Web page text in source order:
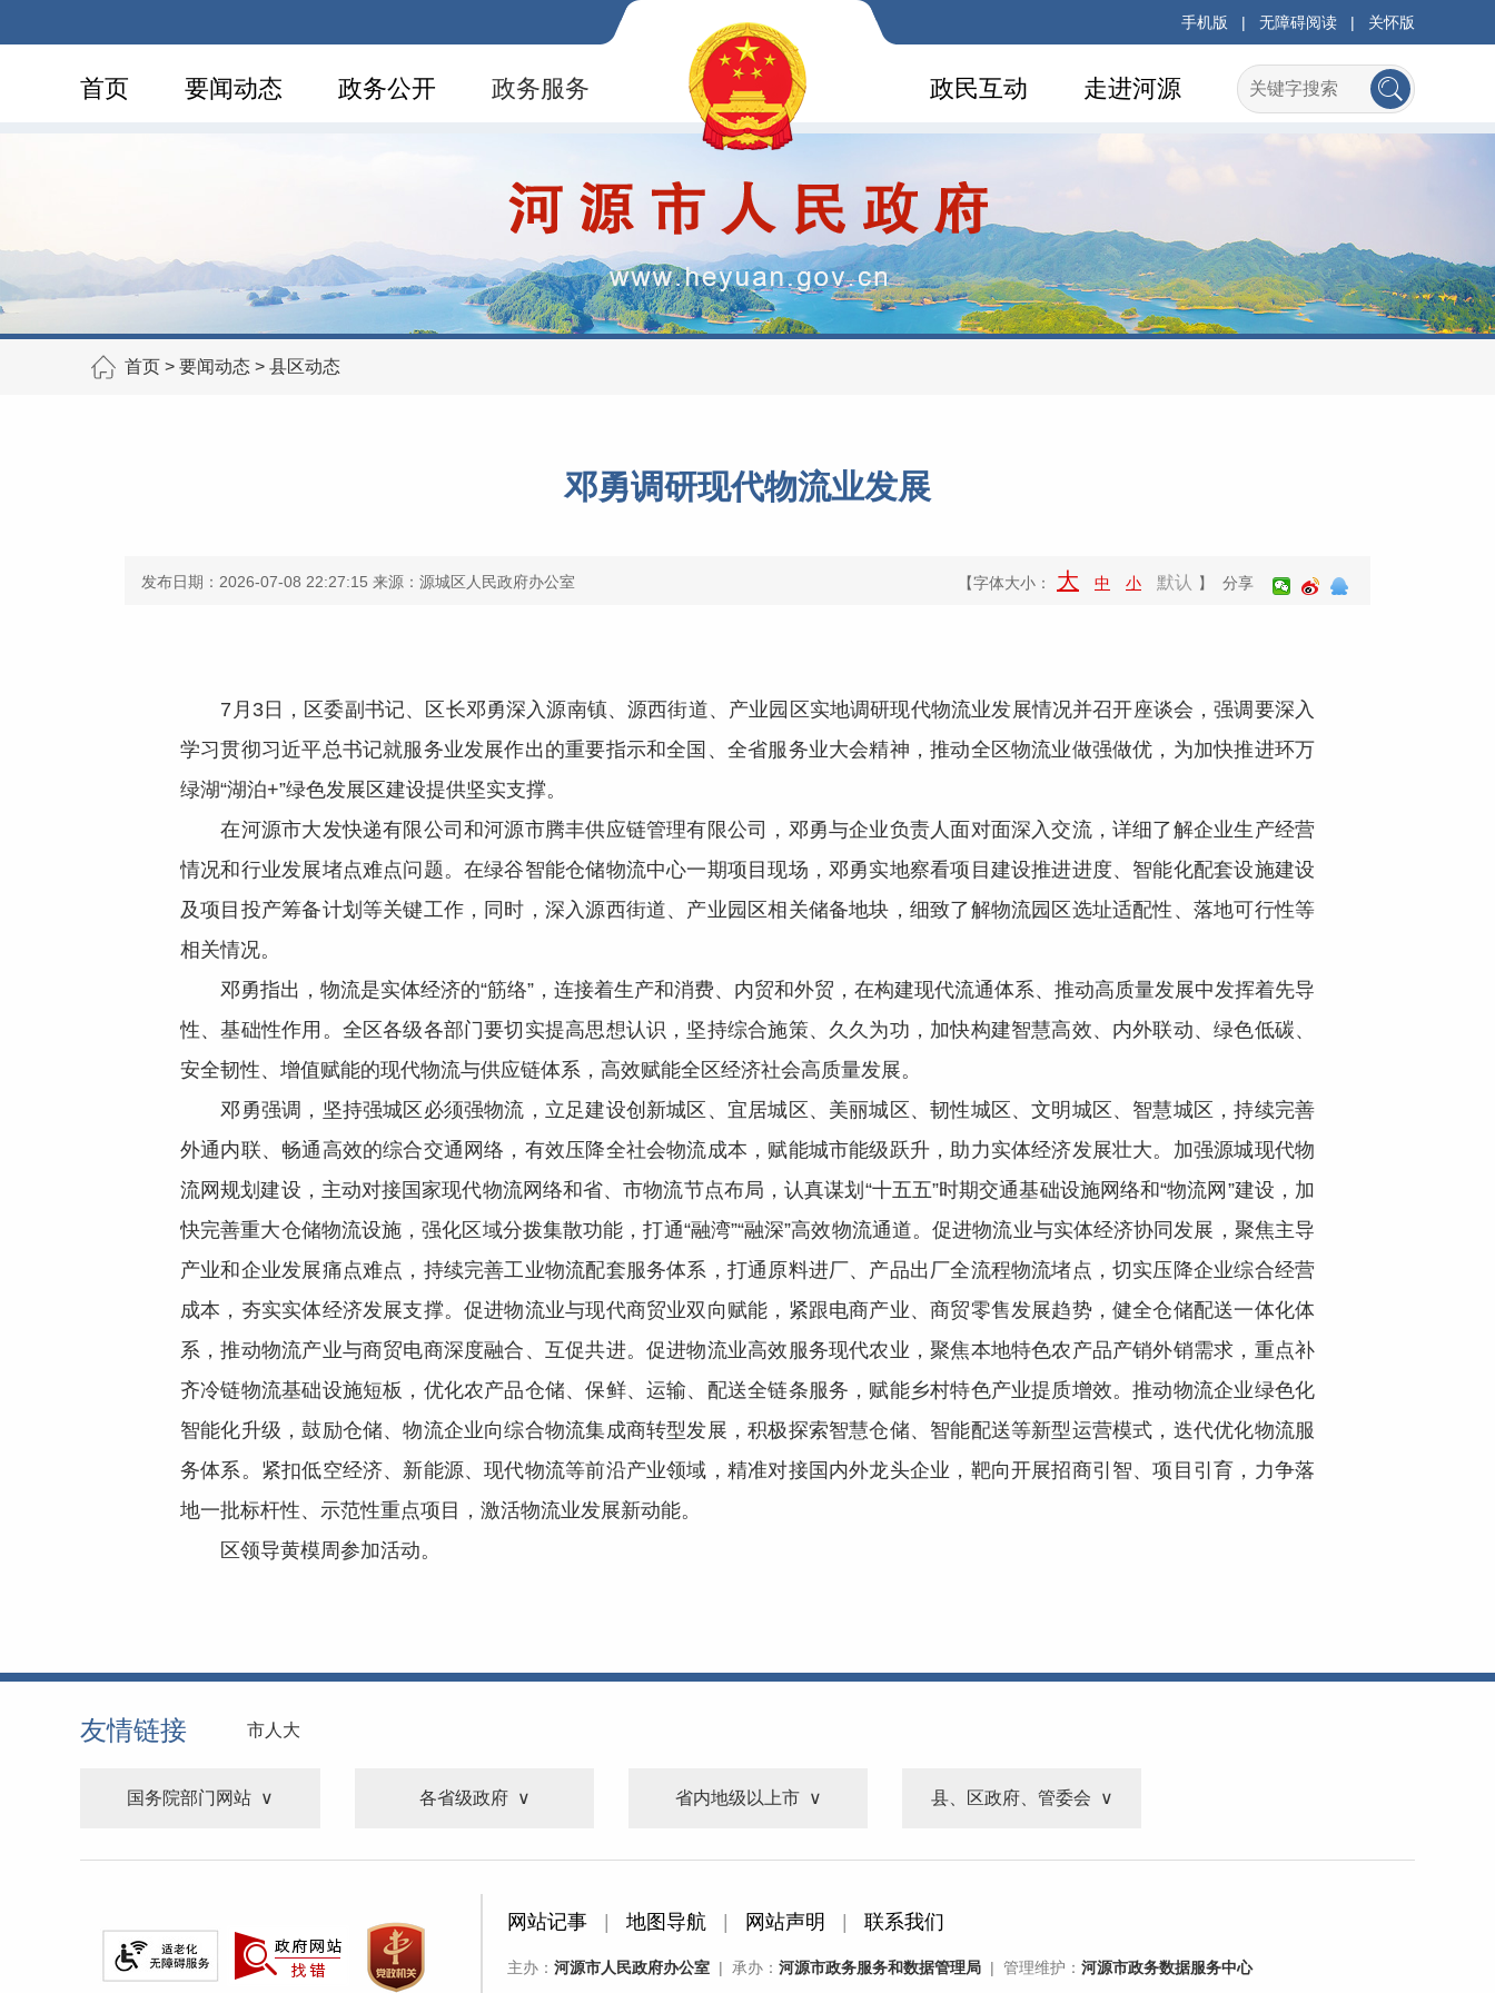
手机版 | 无障碍阅读 | 关怀版
首页 要闻动态 政务公开 政务服务 走进河源
政民互动
首页 > 要闻动态 > 县区动态
邓勇调研现代物流业发展
发布日期：2026-07-08 22:27:15 来源：源城区人民政府办公室 【字体大小： 大 中 小 默认 】 分享
7月3日，区委副书记、区长邓勇深入源南镇、源西街道、产业园区实地调研现代物流业发展情况并召开座谈会，强调要深入
学习贯彻习近平总书记就服务业发展作出的重要指示和全国、全省服务业大会精神，推动全区物流业做强做优，为加快推进环万
绿湖“湖泊+”绿色发展区建设提供坚实支撑。
在河源市大发快递有限公司和河源市腾丰供应链管理有限公司，邓勇与企业负责人面对面深入交流，详细了解企业生产经营
情况和行业发展堵点难点问题。在绿谷智能仓储物流中心一期项目现场，邓勇实地察看项目建设推进进度、智能化配套设施建设
及项目投产筹备计划等关键工作，同时，深入源西街道、产业园区相关储备地块，细致了解物流园区选址适配性、落地可行性等
相关情况。
邓勇指出，物流是实体经济的“筋络”，连接着生产和消费、内贸和外贸，在构建现代流通体系、推动高质量发展中发挥着先导
性、基础性作用。全区各级各部门要切实提高思想认识，坚持综合施策、久久为功，加快构建智慧高效、内外联动、绿色低碳、
安全韧性、增值赋能的现代物流与供应链体系，高效赋能全区经济社会高质量发展。
邓勇强调，坚持强城区必须强物流，立足建设创新城区、宜居城区、美丽城区、韧性城区、文明城区、智慧城区，持续完善
外通内联、畅通高效的综合交通网络，有效压降全社会物流成本，赋能城市能级跃升，助力实体经济发展壮大。加强源城现代物
流网规划建设，主动对接国家现代物流网络和省、市物流节点布局，认真谋划“十五五”时期交通基础设施网络和“物流网”建设，加
快完善重大仓储物流设施，强化区域分拨集散功能，打通“融湾”“融深”高效物流通道。促进物流业与实体经济协同发展，聚焦主导
产业和企业发展痛点难点，持续完善工业物流配套服务体系，打通原料进厂、产品出厂全流程物流堵点，切实压降企业综合经营
成本，夯实实体经济发展支撑。促进物流业与现代商贸业双向赋能，紧跟电商产业、商贸零售发展趋势，健全仓储配送一体化体
系，推动物流产业与商贸电商深度融合、互促共进。促进物流业高效服务现代农业，聚焦本地特色农产品产销外销需求，重点补
齐冷链物流基础设施短板，优化农产品仓储、保鲜、运输、配送全链条服务，赋能乡村特色产业提质增效。推动物流企业绿色化
智能化升级，鼓励仓储、物流企业向综合物流集成商转型发展，积极探索智慧仓储、智能配送等新型运营模式，迭代优化物流服
务体系。紧扣低空经济、新能源、现代物流等前沿产业领域，精准对接国内外龙头企业，靶向开展招商引智、项目引育，力争落
地一批标杆性、示范性重点项目，激活物流业发展新动能。
区领导黄模周参加活动。
友情链接 市人大
国务院部门网站 各省级政府 省内地级以上市 县、区政府、管委会
网站记事 地图导航 网站声明 联系我们
主办： 河源市人民政府办公室 | 承办： 河源市政务服务和数据管理局 | 管理维护： 河源市政务数据服务中心